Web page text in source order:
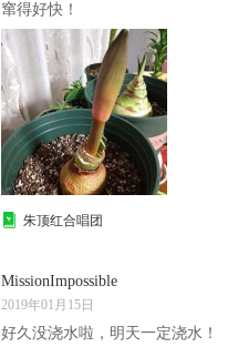
窜得好快！
朱顶红合唱团
MissionImpossible
2019年01月15日
好久没浇水啦，明天一定浇水！